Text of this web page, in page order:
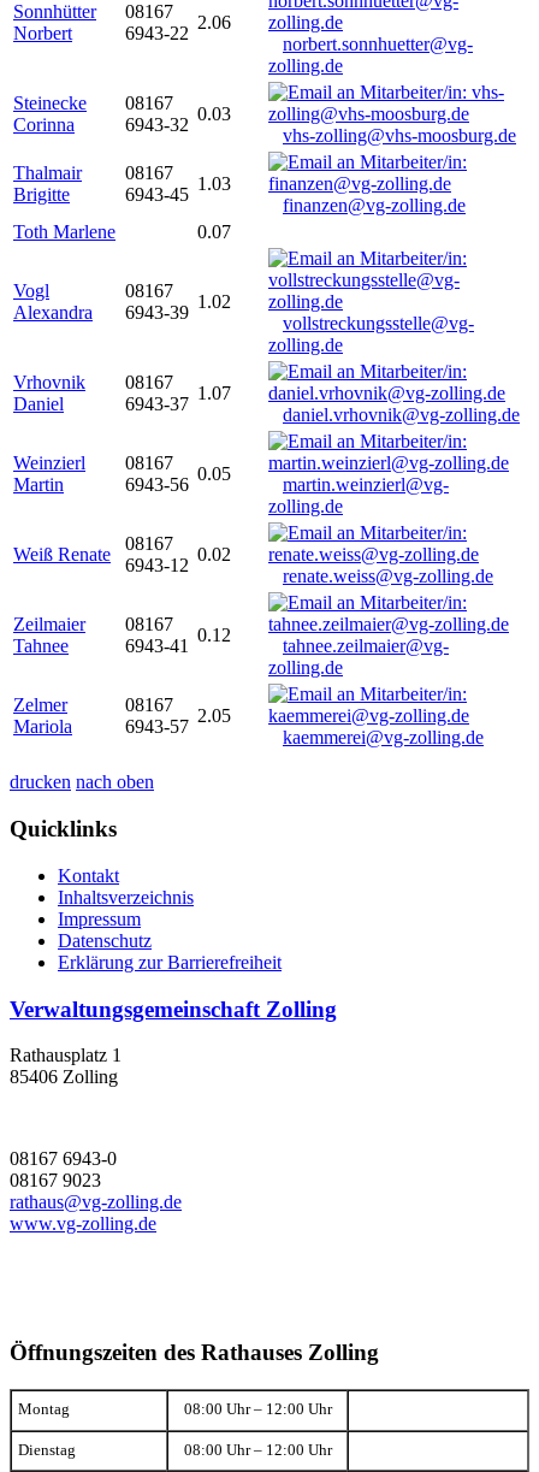
Sonnhütter
Norbert
08167
6943-22
2.06
norbert.sonnhuetter@vg-
zolling.de
Steinecke
Corinna
08167
6943-32
0.03
vhs-zolling@vhs-moosburg.de
Thalmair
Brigitte
08167
6943-45
1.03
finanzen@vg-zolling.de
Toth Marlene
0.07
Vogl
Alexandra
08167
6943-39
1.02
vollstreckungsstelle@vg-
zolling.de
Vrhovnik
Daniel
08167
6943-37
1.07
daniel.vrhovnik@vg-zolling.de
Weinzierl
Martin
08167
6943-56
0.05
martin.weinzierl@vg-
zolling.de
Weiß Renate
08167
6943-12
0.02
renate.weiss@vg-zolling.de
Zeilmaier
Tahnee
08167
6943-41
0.12
tahnee.zeilmaier@vg-
zolling.de
Zelmer
Mariola
08167
6943-57
2.05
kaemmerei@vg-zolling.de
drucken nach oben
Quicklinks
Kontakt
Inhaltsverzeichnis
Impressum
Datenschutz
Erklärung zur Barrierefreiheit
Verwaltungsgemeinschaft Zolling
Rathausplatz 1
85406 Zolling
08167 6943-0
08167 9023
rathaus@vg-zolling.de
www.vg-zolling.de
Öffnungszeiten des Rathauses Zolling
Montag 08:00 Uhr – 12:00 Uhr
Dienstag 08:00 Uhr – 12:00 Uhr